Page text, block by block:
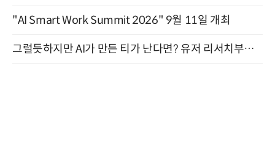
"AI Smart Work Summit 2026" 9월 11일 개최
그럴듯하지만 AI가 만든 티가 난다면? 유저 리서치부터 배포까지! (9/15)